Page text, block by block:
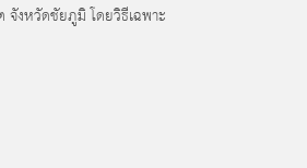
จังหวัดชัยภูมิ โดยวิธีเฉพาะ